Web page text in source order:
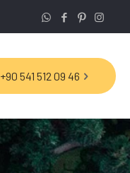
+90 541 512 09 46